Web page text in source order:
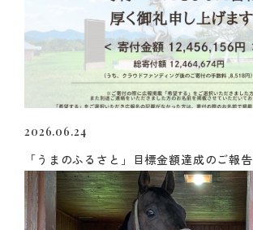
2026.06.24
「うまのふるさと」目標金額達成のご報告